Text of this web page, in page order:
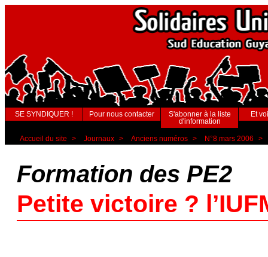
SE SYNDIQUER ! Pour nous contacter
S'abonner à la liste
d'information
Et
Accueil du site > Journaux > Anciens numéros > N°8 mars 2006 >
Formation des PE2
Petite victoire ?